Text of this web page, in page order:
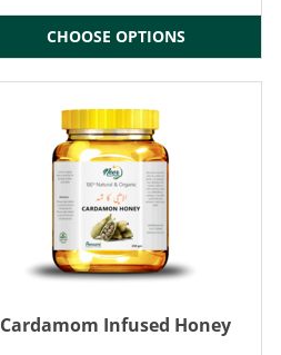
CHOOSE OPTIONS
Cardamom Infused Honey